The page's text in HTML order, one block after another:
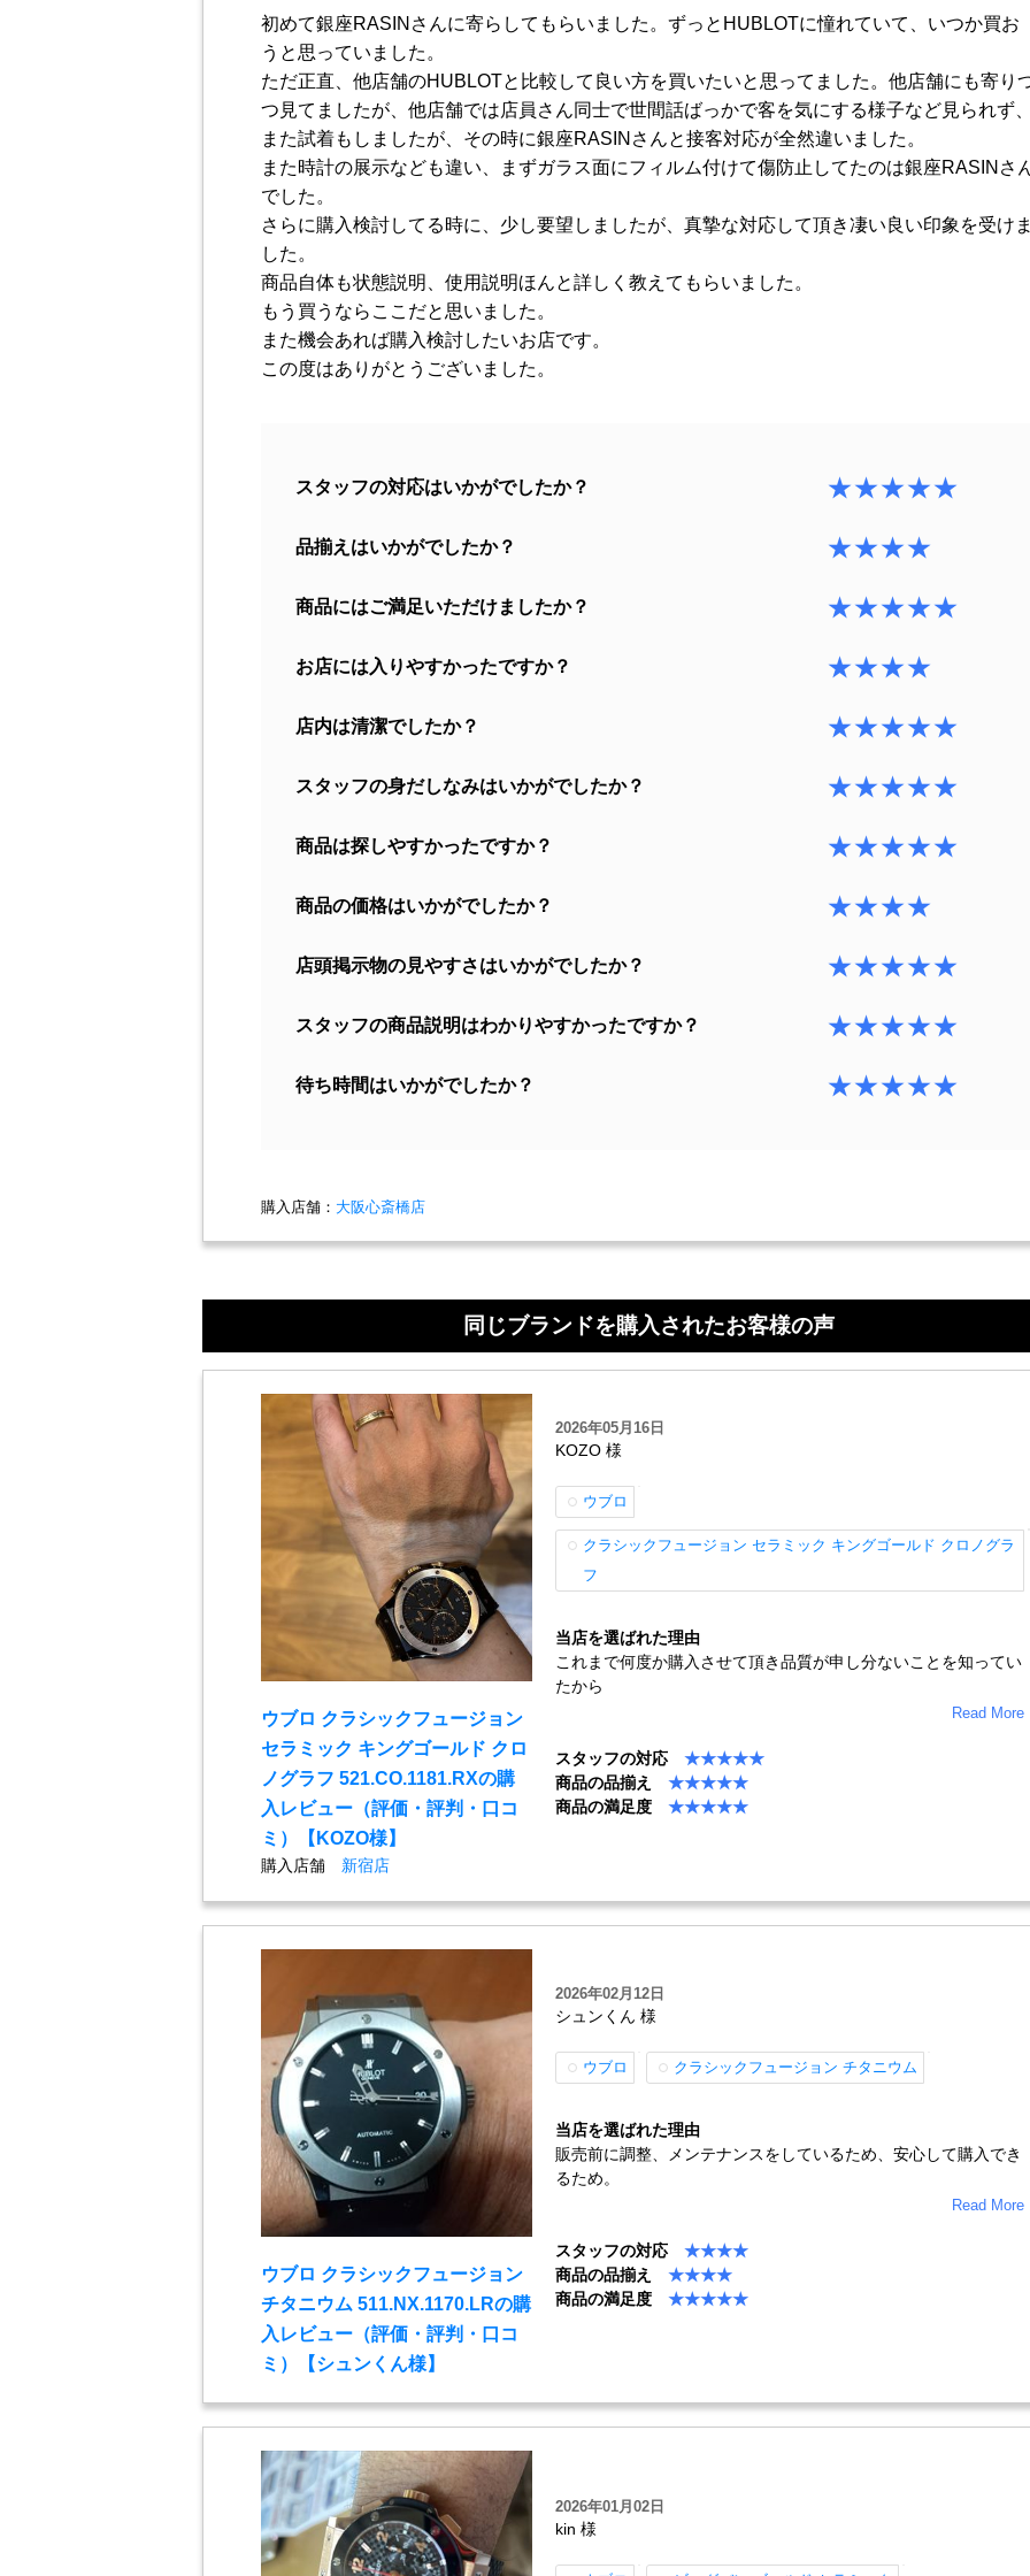
初めて銀座RASINさんに寄らしてもらいました。ずっとHUBLOTに憧れていて、いつか買お
うと思っていました。
ただ正直、他店舗のHUBLOTと比較して良い方を買いたいと思ってました。他店舗にも寄り
つ見てましたが、他店舗では店員さん同士で世間話ばっかで客を気にする様子など見られず、
また試着もしましたが、その時に銀座RASINさんと接客対応が全然違いました。
また時計の展示なども違い、まずガラス面にフィルム付けて傷防止してたのは銀座RASINさ
でした。
さらに購入検討してる時に、少し要望しましたが、真摯な対応して頂き凄い良い印象を受けま
した。
商品自体も状態説明、使用説明ほんと詳しく教えてもらいました。
もう買うならここだと思いました。
また機会あれば購入検討したいお店です。
この度はありがとうございました。
スタッフの対応はいかがでしたか？ ★★★★★
品揃えはいかがでしたか？ ★★★★
商品にはご満足いただけましたか？ ★★★★★
お店には入りやすかったですか？ ★★★★
店内は清潔でしたか？ ★★★★★
スタッフの身だしなみはいかがでしたか？ ★★★★★
商品は探しやすかったですか？ ★★★★★
商品の価格はいかがでしたか？ ★★★★
店頭掲示物の見やすさはいかがでしたか？ ★★★★★
スタッフの商品説明はわかりやすかったですか？ ★★★★★
待ち時間はいかがでしたか？ ★★★★★
購入店舗： 大阪心斎橋店
同じブランドを購入されたお客様の声
ウブロ クラシックフュージョン
セラミック キングゴールド クロ
ノグラフ 521.CO.1181.RXの購
入レビュー（評価・評判・口コ
ミ）【KOZO様】
購入店舗 新宿店
2026年05月16日
KOZO 様
ウブロ
クラシックフュージョン セラミック キングゴールド クロノグラ
フ
当店を選ばれた理由
これまで何度か購入させて頂き品質が申し分ないことを知ってい
たから
Read More
スタッフの対応★★★★★
商品の品揃え★★★★★
商品の満足度★★★★★
ウブロ クラシックフュージョン
チタニウム 511.NX.1170.LRの購
入レビュー（評価・評判・口コ
ミ）【シュンくん様】
2026年02月12日
シュンくん 様
ウブロ クラシックフュージョン チタニウム
当店を選ばれた理由
販売前に調整、メンテナンスをしているため、安心して購入でき
るため。
Read More
スタッフの対応★★★★
商品の品揃え★★★★
商品の満足度★★★★★
2026年01月02日
kin 様